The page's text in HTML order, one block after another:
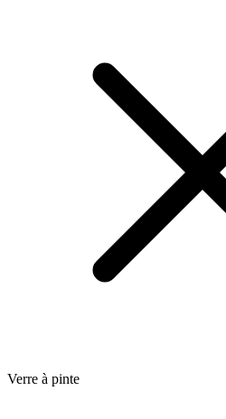
Verre à pinte